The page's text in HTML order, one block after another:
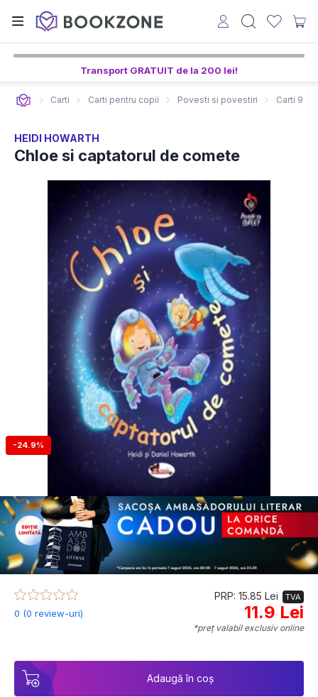
Transport GRATUIT de la 200 lei!
Carti Carti pentru copii Povesti si povestiri Carti 9-
HEIDI HOWARTH
Chloe si captatorul de comete
-24.9%
0 (0 review-uri)
PRP: 15.85 Lei TVA
11.9 Lei
*preț valabil exclusiv online
Adaugă în coș